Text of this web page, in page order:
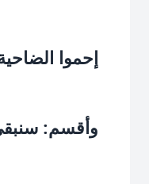
إحموا
وأقسم: